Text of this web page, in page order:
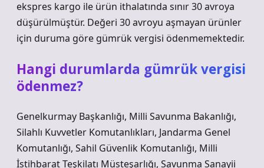
ekspres kargo ile ürün ithalatında sınır 30 avroya
düşürülmüştür. Değeri 30 avroyu aşmayan ürünler
için duruma göre gümrük vergisi ödenmemektedir.
Hangi durumlarda gümrük vergisi
ödenmez?
Genelkurmay Başkanlığı, Milli Savunma Bakanlığı,
Silahlı Kuvvetler Komutanlıkları, Jandarma Genel
Komutanlığı, Sahil Güvenlik Komutanlığı, Milli
İstihbarat Teşkilatı Müsteşarlığı, Savunma Sanayii